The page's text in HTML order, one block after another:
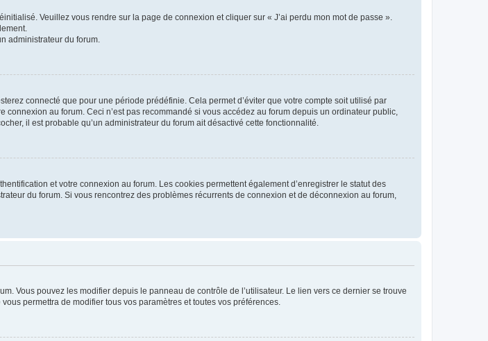
Veuillez vous rendre sur la page de connexion et cliquer sur « J’ai perdu mon mot de passe ».
administrateur du forum.
connecté que pour une période prédéfinie. Cela permet d’éviter que votre compte soit utilisé par
au forum. Ceci n’est pas recommandé si vous accédez au forum depuis un ordinateur public,
il est probable qu’un administrateur du forum ait désactivé cette fonctionnalité.
et votre connexion au forum. Les cookies permettent également d’enregistrer le statut des
du forum. Si vous rencontrez des problèmes récurrents de connexion et de déconnexion au forum,
Vous pouvez les modifier depuis le panneau de contrôle de l’utilisateur. Le lien vers ce dernier se trouve
permettra de modifier tous vos paramètres et toutes vos préférences.